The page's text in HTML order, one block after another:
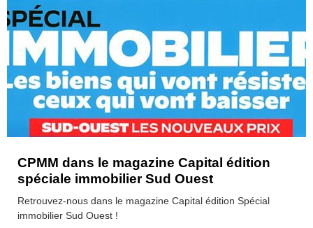
CPMM dans le magazine Capital édition
spéciale immobilier Sud Ouest
Retrouvez-nous dans le magazine Capital édition Spécial
immobilier Sud Ouest !